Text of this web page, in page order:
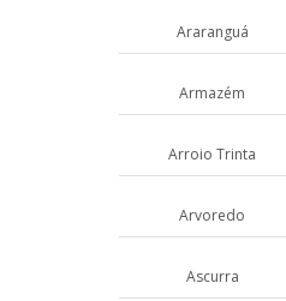
Araranguá
Armazém
Arroio Trinta
Arvoredo
Ascurra